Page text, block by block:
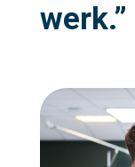
werk.”